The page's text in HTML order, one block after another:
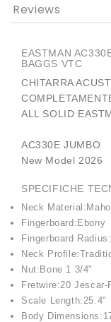
Reviews
EASTMAN
BAGGS VTC
CHITARRA
ALL SOLID
AC330E JUMBO
New Model 2026
SPECIFICHE
Neck
Fingerboard:Ebony
Fingerboard
Neck
Nut:Bone 1 3/4"
Fretwire:20 Jescar-
Scale Length:25.4"
Body